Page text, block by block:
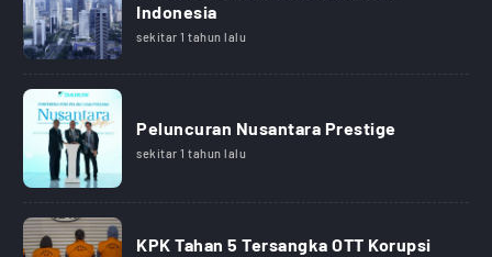
Indonesia
sekitar 1 tahun lalu
Peluncuran Nusantara Prestige
sekitar 1 tahun lalu
KPK Tahan 5 Tersangka OTT Korupsi